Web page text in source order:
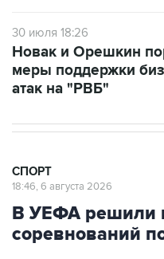
30 июля 18:26
Новак и Орешкин
меры поддержки
атак на "РВБ"
СПОРТ
18:46, 6 августа 2026
В УЕФА решили
соревнований